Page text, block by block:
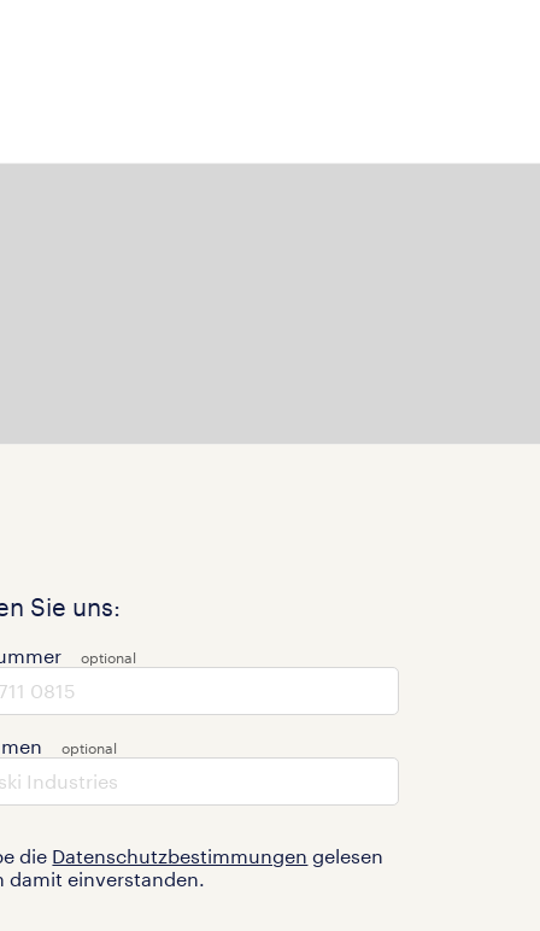
Sie uns:
die Datenschutzbestimmungen gelesen
damit einverstanden.